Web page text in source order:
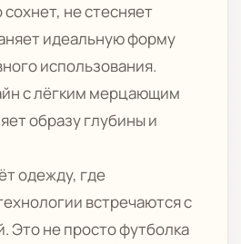
не стесняет
идеальную форму
использования.
с лёгким мерцающим
образу глубины и
одежду, где
встречаются с
Это не просто футболка